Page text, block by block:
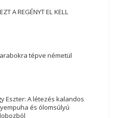
A REGÉNYT EL KELL
tépve németül
Eszter: A létezés kalandos
és ólomsúlyú